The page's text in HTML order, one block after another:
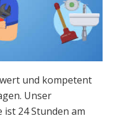
und kompetent
Unser
24 Stunden am